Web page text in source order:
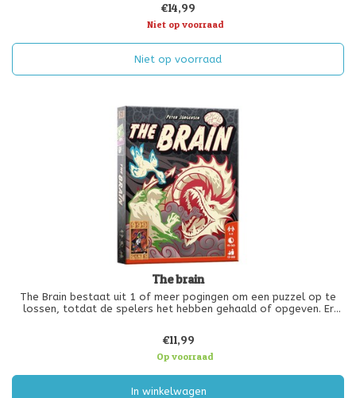
andere spelers kunnen raden welke woorde
€14,99
Niet op voorraad
Niet op voorraad
The brain
The Brain bestaat uit 1 of meer pogingen om een puzzel op te
lossen, totdat de spelers het hebben gehaald of opgeven. Er
Daarna mag
€11,99
Op voorraad
In winkelwagen